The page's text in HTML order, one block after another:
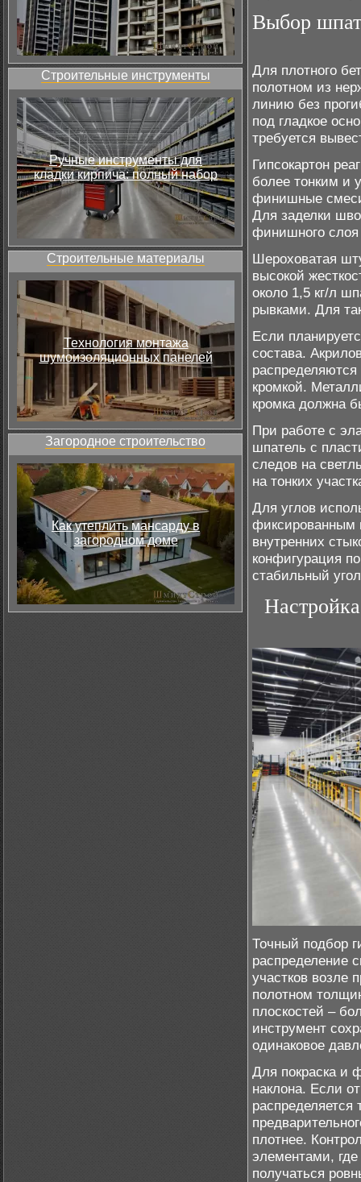
Строительные инструменты
Ручные инструменты для
кладки кирпича: полный набор
Строительные материалы
Технология монтажа
шумоизоляционных панелей
Загородное строительство
Как утеплить мансарду в
загородном доме
Выбор
Для плотного
полотном из
линию без
под гладкое
требуется
Гипсокартон
более тонким и
финишные
Для заделки
финишного
Шероховатая
высокой
около 1,5 кг/л
рывками. Для
Если
состава.
кромкой.
кромка должна
При работе с
шпатель с
следов на
на тонких
Для углов
фиксированным
внутренних
конфигурация
стабильный
Точный подбор
распределение
участков возле
полотном
плоскостей –
инструмент
одинаковое
Для покраска и
наклона. Если
плотнее.
элементами,
получаться